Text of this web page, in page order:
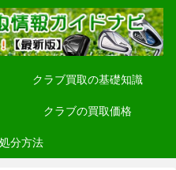
クラブ買取の基礎知識
クラブの買取価格
分方法